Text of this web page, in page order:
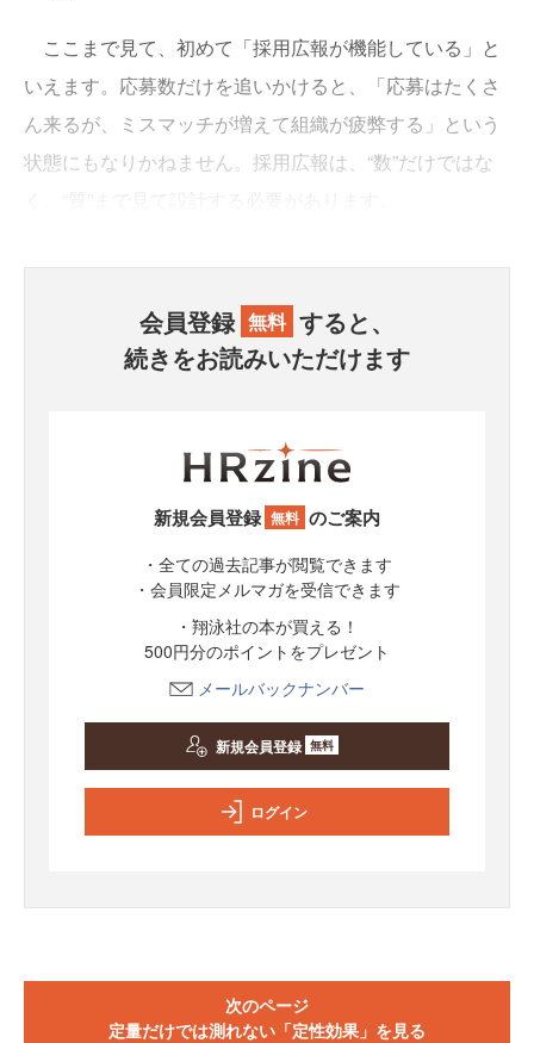
ここまで見て、初めて「採用広報が機能している」と
いえます。応募数だけを追いかけると、「応募はたくさ
ん来るが、ミスマッチが増えて組織が疲弊する」という
状態にもなりかねません。採用広報は、“数”だけではな
会員登録 無料 すると、
続きをお読みいただけます
新規会員登録 無料 のご案内
・全ての過去記事が閲覧できます
・会員限定メルマガを受信できます
・翔泳社の本が買える！
500円分のポイントをプレゼント
メールバックナンバー
新規会員登録 無料
ログイン
次のページ
定量だけでは測れない「定性効果」を見る